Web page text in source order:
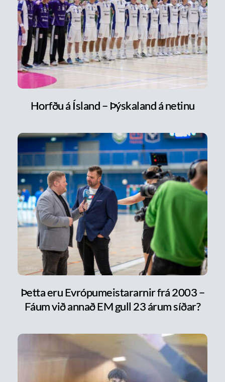
Horfðu á Ísland – Þýskaland á netinu
Þetta eru Evrópumeistararnir frá 2003 –
Fáum við annað EM gull 23 árum síðar?